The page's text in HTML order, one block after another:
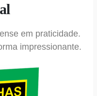
em praticidade.
impressionante.